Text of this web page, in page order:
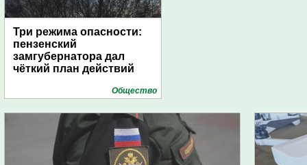
Три режима опасности:
пензенский
замгубернатора дал
чёткий план действий
Общество